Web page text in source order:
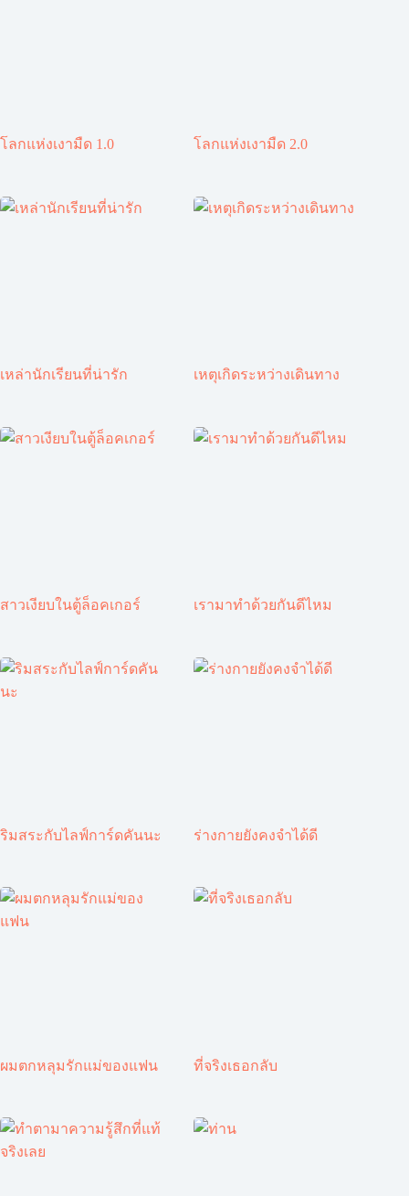
โลกแห่งเงามืด 1.0 โลกแห่งเงามืด 2.0
เหล่านักเรียนที่น่ารัก เหตุเกิดระหว่างเดินทาง
สาวเงียบในตู้ล็อคเกอร์ เรามาทำด้วยกันดีไหม
ริมสระกับไลฟ์การ์ดคันนะ ร่างกายยังคงจำได้ดี
ผมตกหลุมรักแม่ของแฟน ที่จริงเธอกลับ